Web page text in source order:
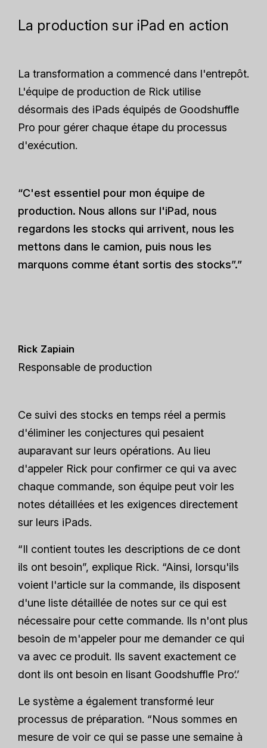
La production sur iPad en action
La transformation a commencé dans l'entrepôt.
L'équipe de production de Rick utilise
désormais des iPads équipés de Goodshuffle
Pro pour gérer chaque étape du processus
d'exécution.
“C'est essentiel pour mon équipe de
production. Nous allons sur l'iPad, nous
regardons les stocks qui arrivent, nous les
mettons dans le camion, puis nous les
marquons comme étant sortis des stocks”.”
Rick Zapiain
Responsable de production
Ce suivi des stocks en temps réel a permis
d'éliminer les conjectures qui pesaient
auparavant sur leurs opérations. Au lieu
d'appeler Rick pour confirmer ce qui va avec
chaque commande, son équipe peut voir les
notes détaillées et les exigences directement
sur leurs iPads.
“Il contient toutes les descriptions de ce dont
ils ont besoin”, explique Rick. “Ainsi, lorsqu'ils
voient l'article sur la commande, ils disposent
d'une liste détaillée de notes sur ce qui est
nécessaire pour cette commande. Ils n'ont plus
besoin de m'appeler pour me demander ce qui
va avec ce produit. Ils savent exactement ce
dont ils ont besoin en lisant Goodshuffle Pro‘.’
Le système a également transformé leur
processus de préparation. “Nous sommes en
mesure de voir ce qui se passe une semaine à